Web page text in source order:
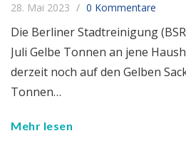
28. Mai 2023 0 Kommentare
Die Berliner Stadtreinigung
Juli Gelbe Tonnen an jene
derzeit noch auf den Gelben
Tonnen…
Mehr lesen